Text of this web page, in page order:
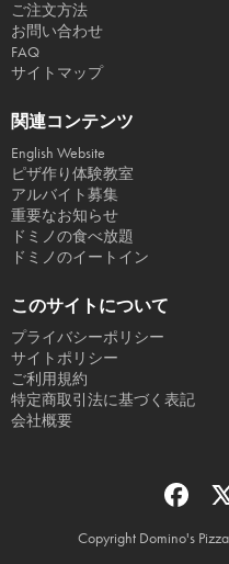
ご注文方法
お問い合わせ
FAQ
サイトマップ
関連コンテンツ
English Website
ピザ作り体験教室
アルバイト募集
重要なお知らせ
ドミノの食べ放題
ドミノのイートイン
このサイトについて
プライバシーポリシー
サイトポリシー
ご利用規約
特定商取引法に基づく表記
会社概要
Copyright Domino's